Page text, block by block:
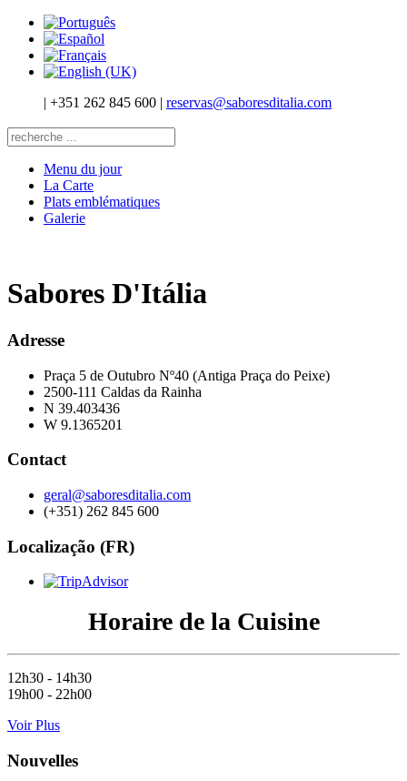
| +351 262 845 600 | reservas@saboresditalia.com
Menu du jour
La Carte
Plats emblématiques
Galerie
Sabores D'Itália
Adresse
Praça 5 de Outubro Nº40 (Antiga Praça do Peixe)
2500-111 Caldas da Rainha
N 39.403436
W 9.1365201
Contact
geral@saboresditalia.com
(+351) 262 845 600
Localização (FR)
Horaire de la Cuisine
12h30 - 14h30
19h00 - 22h00
Voir Plus
Nouvelles